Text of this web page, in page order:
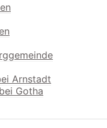
Arnstadt
Gotha